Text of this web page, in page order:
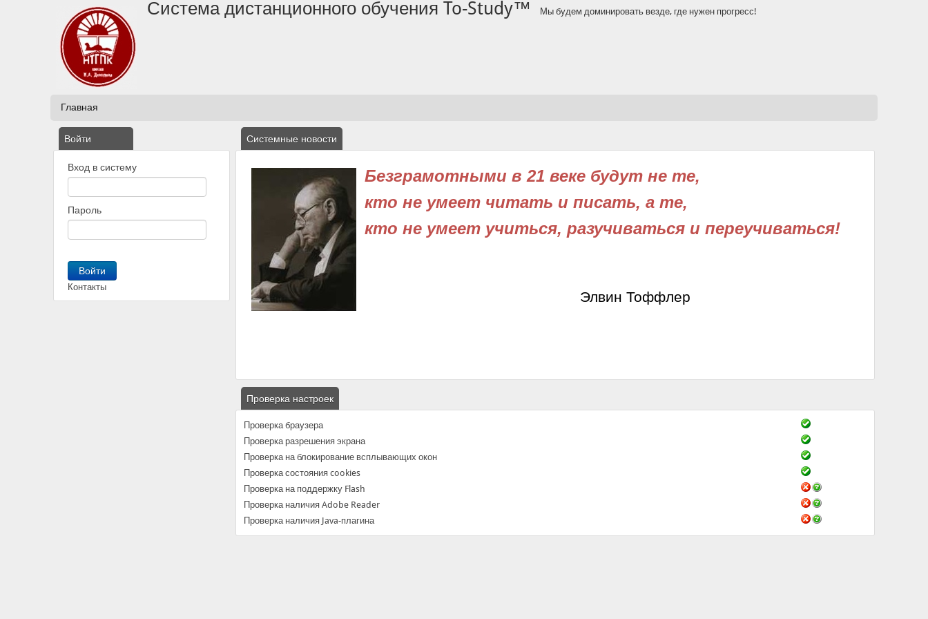
Система дистанционного обучения To-Study™ Мы будем доминировать везде, где нужен прогресс!
Главная
Войти
Вход в систему
Пароль
Контакты
Системные новости
Безграмотными в 21 веке будут не те,
кто не умеет читать и писать, а те,
кто не умеет учиться, разучиваться и переучиваться!
Элвин Тоффлер
Проверка настроек
Проверка браузера
Проверка разрешения экрана
Проверка на блокирование всплывающих окон
Проверка состояния cookies
Проверка на поддержку Flash
Проверка наличия Adobe Reader
Проверка наличия Java-плагина